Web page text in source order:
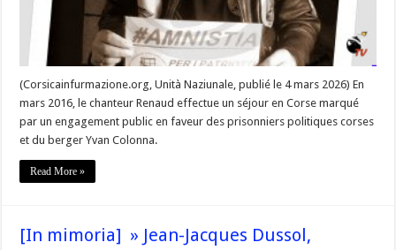
cause
des
prisonniers
corses »
(Corsicainfurmazione.org, Unità Naziunale, publié le 4 mars 2026) En
mars 2016, le chanteur Renaud effectue un séjour en Corse marqué
par un engagement public en faveur des prisonniers politiques corses
et du berger Yvan Colonna.
Read More »
[In mimoria] » Jean-Jacques Dussol,